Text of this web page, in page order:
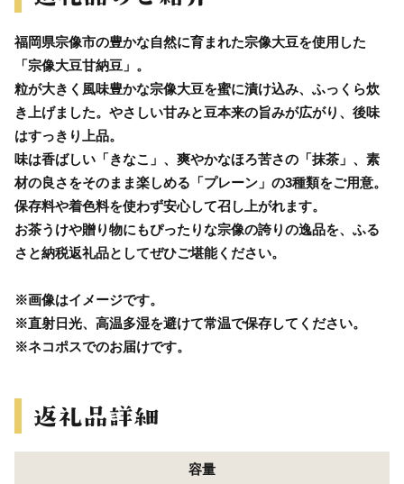
福岡県宗像市の豊かな自然に育まれた宗像大豆を使用した
「宗像大豆甘納豆」。
粒が大きく風味豊かな宗像大豆を蜜に漬け込み、ふっくら炊
き上げました。やさしい甘みと豆本来の旨みが広がり、後味
はすっきり上品。
味は香ばしい「きなこ」、爽やかなほろ苦さの「抹茶」、素
材の良さをそのまま楽しめる「プレーン」の3種類をご用意。
保存料や着色料を使わず安心して召し上がれます。
お茶うけや贈り物にもぴったりな宗像の誇りの逸品を、ふる
さと納税返礼品としてぜひご堪能ください。
※画像はイメージです。
※直射日光、高温多湿を避けて常温で保存してください。
※ネコポスでのお届けです。
容量